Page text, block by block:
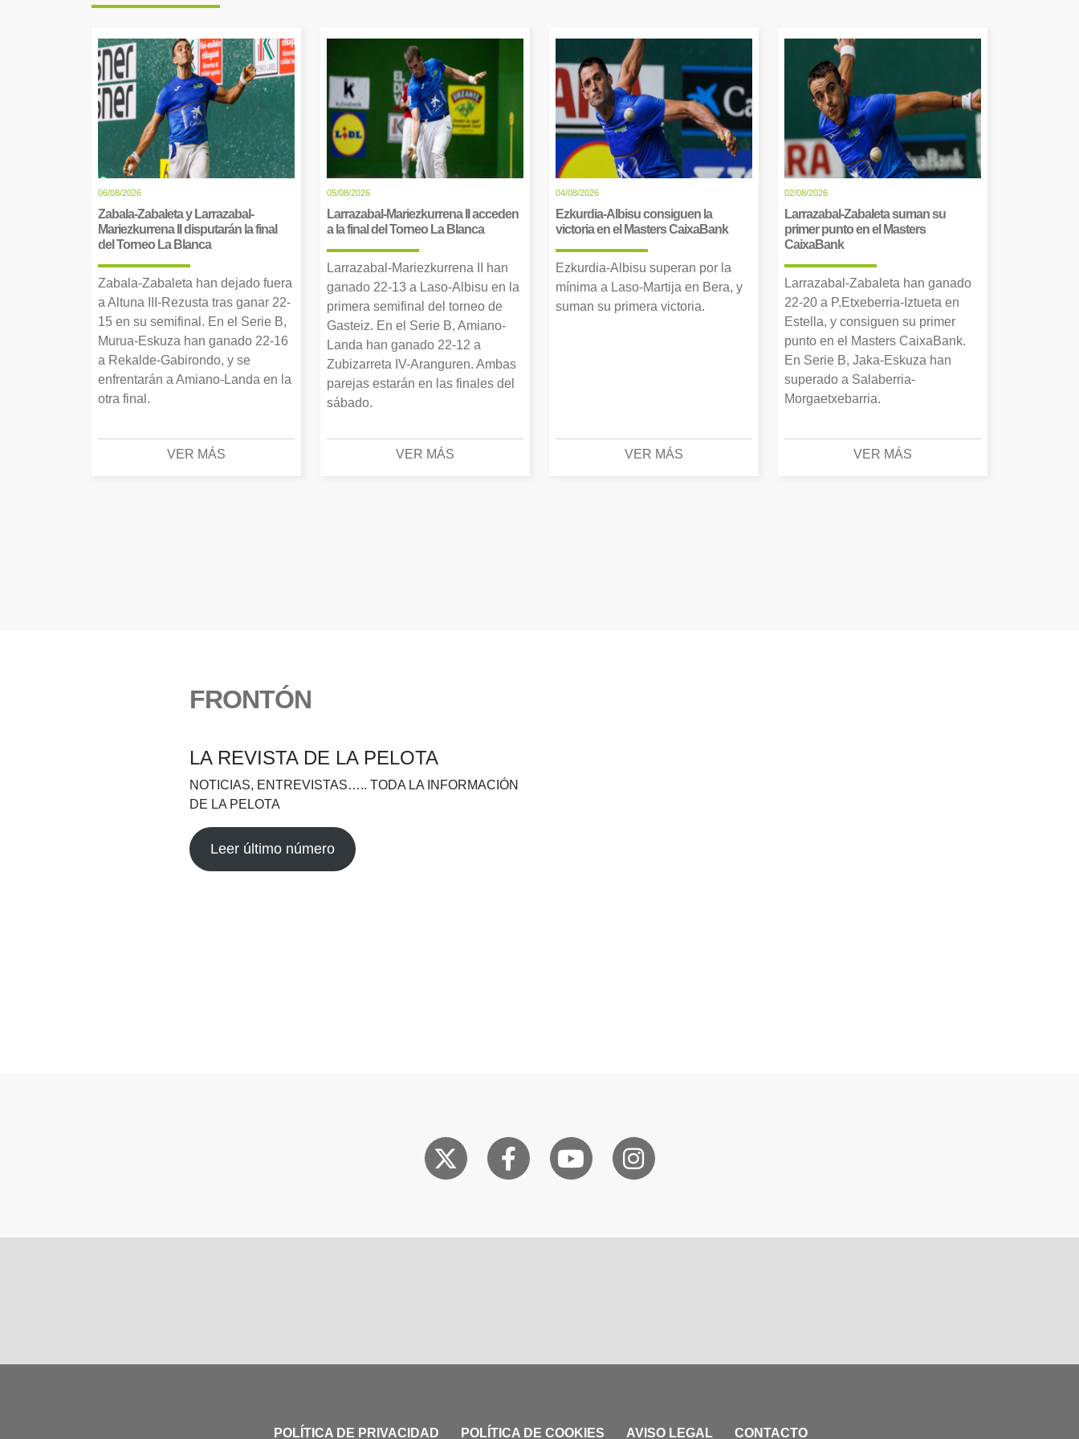
06/08/2026
Zabala-Zabaleta y Larrazabal-
Mariezkurrena II disputarán la final
del Torneo La Blanca
Zabala-Zabaleta han dejado fuera
a Altuna III-Rezusta tras ganar 22-
15 en su semifinal. En el Serie B,
Murua-Eskuza han ganado 22-16
a Rekalde-Gabirondo, y se
enfrentarán a Amiano-Landa en la
otra final.
VER MÁS
05/08/2026
Larrazabal-Mariezkurrena II acceden
a la final del Torneo La Blanca
Larrazabal-Mariezkurrena II han
ganado 22-13 a Laso-Albisu en la
primera semifinal del torneo de
Gasteiz. En el Serie B, Amiano-
Landa han ganado 22-12 a
Zubizarreta IV-Aranguren. Ambas
parejas estarán en las finales del
sábado.
VER MÁS
04/08/2026
Ezkurdia-Albisu consiguen la
victoria en el Masters CaixaBank
Ezkurdia-Albisu superan por la
mínima a Laso-Martija en Bera, y
suman su primera victoria.
VER MÁS
02/08/2026
Larrazabal-Zabaleta suman su
primer punto en el Masters
CaixaBank
Larrazabal-Zabaleta han ganado
22-20 a P.Etxeberria-Iztueta en
Estella, y consiguen su primer
punto en el Masters CaixaBank.
En Serie B, Jaka-Eskuza han
superado a Salaberria-
Morgaetxebarria.
VER MÁS
FRONTÓN
LA REVISTA DE LA PELOTA
NOTICIAS, ENTREVISTAS….. TODA LA INFORMACIÓN
DE LA PELOTA
Leer último número
POLÍTICA DE PRIVACIDAD POLÍTICA DE COOKIES AVISO LEGAL CONTACTO